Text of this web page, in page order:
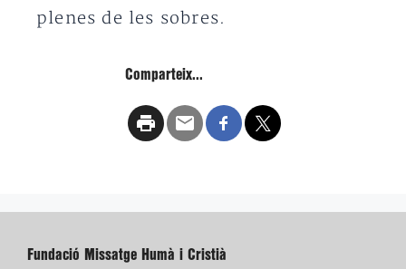
plenes de les sobres.
Comparteix...
Fundació Missatge Humà i Cristià